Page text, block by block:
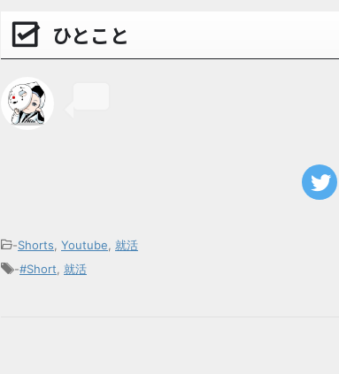
ひとこと
-Shorts, Youtube, 就活
-#Short, 就活